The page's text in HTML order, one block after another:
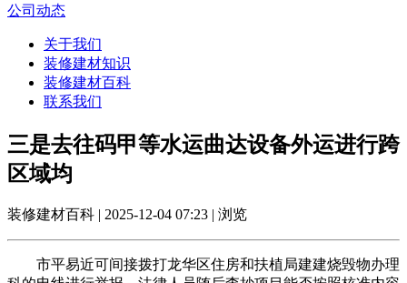
公司动态
关于我们
装修建材知识
装修建材百科
联系我们
三是去往码甲等水运曲达设备外运进行跨
区域均
装修建材百科 | 2025-12-04 07:23 | 浏览
市平易近可间接拨打龙华区住房和扶植局建建烧毁物办理